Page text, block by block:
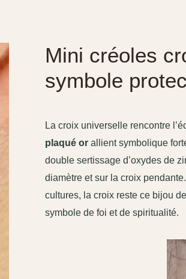
Mini créoles
symbole
La croix universelle rencontre
plaqué orallient symbolique
double sertissage d’oxydes de
diamètre et sur la croix
cultures, la croix reste ce bijou
symbole de foi et de spiritualité.